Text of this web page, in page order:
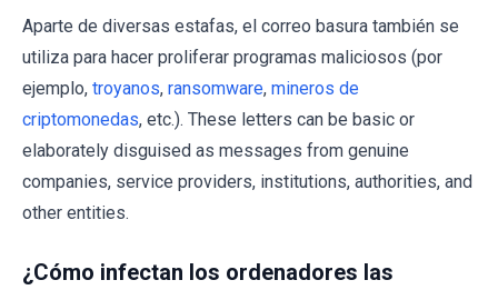
Aparte de diversas estafas, el correo basura también se
utiliza para hacer proliferar programas maliciosos (por
ejemplo, troyanos, ransomware, mineros de
criptomonedas, etc.). These letters can be basic or
elaborately disguised as messages from genuine
companies, service providers, institutions, authorities, and
other entities.
¿Cómo infectan los ordenadores las